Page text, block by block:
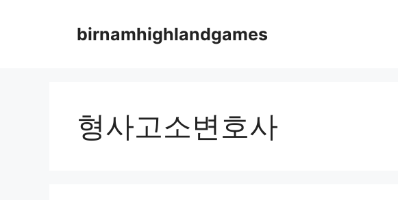
birnamhighlandgames
형사고소변호사